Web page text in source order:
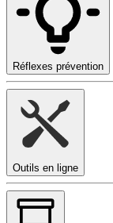
Réflexes prévention
Outils en ligne